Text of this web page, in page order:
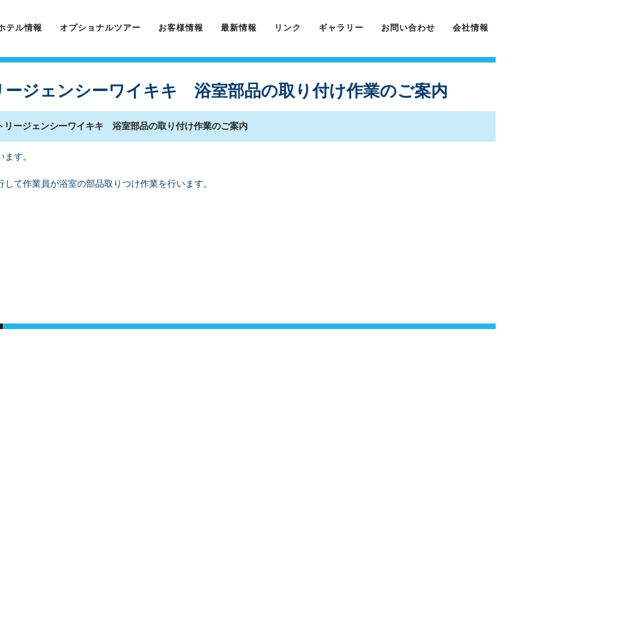
テル情報 オプショナルツアー お客様情報 最新情報 リンク ギャラリー お問い合わせ 会社情報
ージェンシーワイキキ 浴室部品の取り付け作業のご案内
リージェンシーワイキキ 浴室部品の取り付け作業のご案内
す。
て作業員が浴室の部品取りつけ作業を行います。